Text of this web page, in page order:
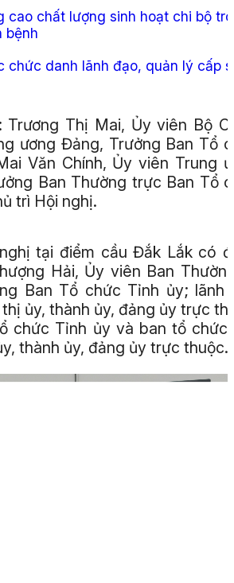
cao chất lượng sinh hoạt chi bộ
bệnh
chức danh lãnh đạo, quản lý cấp
Trương Thị Mai, Ủy viên Bộ
ương Đảng, Trưởng Ban Tổ
Văn Chính, Ủy viên Trung
Ban Thường trực Ban Tổ
trì Hội nghị.
tại điểm cầu Đắk Lắk có
Hải, Ủy viên Ban
Ban Tổ chức Tỉnh ủy; lãnh
ủy, thành ủy, đảng ủy trực
chức Tỉnh ủy và ban tổ chức
thành ủy, đảng ủy trực thuộc.